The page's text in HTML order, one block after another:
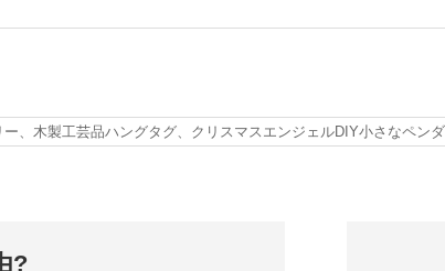
、木製工芸品ハングタグ、クリスマスエンジェルDIY小さなペンダ
?